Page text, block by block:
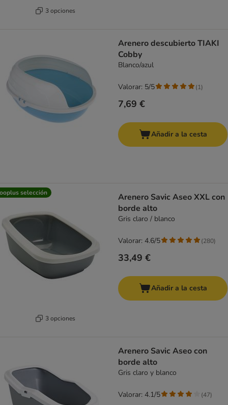
3 opciones
Arenero descubierto TIAKI
Cobby
Blanco/azul
7,69 €
Valorar: 5/5 (1)
Añadir a la cesta
selección
3 opciones
Arenero Savic Aseo XXL con
borde alto
Gris claro / blanco
33,49 €
Valorar: 4.6/5 (280)
Añadir a la cesta
Arenero Savic Aseo con
borde alto
Gris claro y blanco
Valorar: 4.1/5 (47)